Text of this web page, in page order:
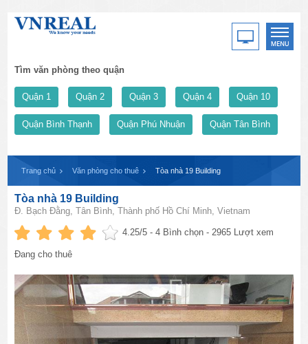
Tìm văn phòng theo quận
Quận 1 Quận 2 Quận 3 Quận 4 Quận 10
Quận Bình Thạnh Quận Phú Nhuận Quận Tân Bình
Trang chủ Văn phòng cho thuê Tòa nhà 19 Building
Tòa nhà 19 Building
Đ. Bạch Đằng, Tân Bình, Thành phố Hồ Chí Minh, Vietnam
4.25/5 -4 Bình chọn - 2965 Lượt xem
Đang cho thuê